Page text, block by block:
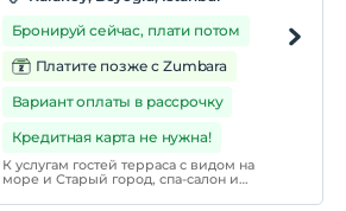
Бронируй сейчас, плати потом
Платите позже с Zumbara
Вариант оплаты в рассрочку
Кредитная карта не нужна!
К услугам гостей терраса с видом на
море и Старый город, спа-салон и
экраном и мини-баром. Все номера и